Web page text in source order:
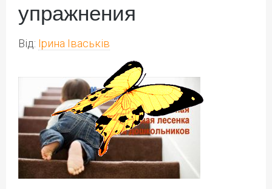
упражнения
Від: Ірина Іваськів